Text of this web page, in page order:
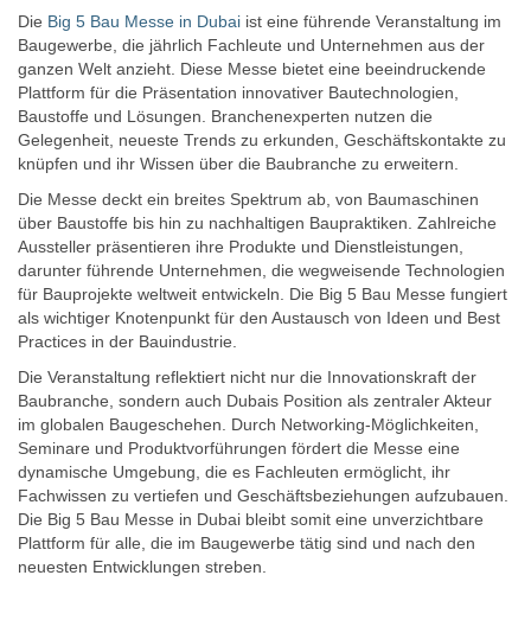
Die Big 5 Bau Messe in Dubai ist eine führende Veranstaltung im
Baugewerbe, die jährlich Fachleute und Unternehmen aus der
ganzen Welt anzieht. Diese Messe bietet eine beeindruckende
Plattform für die Präsentation innovativer Bautechnologien,
Baustoffe und Lösungen. Branchenexperten nutzen die
Gelegenheit, neueste Trends zu erkunden, Geschäftskontakte zu
knüpfen und ihr Wissen über die Baubranche zu erweitern.
Die Messe deckt ein breites Spektrum ab, von Baumaschinen
über Baustoffe bis hin zu nachhaltigen Baupraktiken. Zahlreiche
Aussteller präsentieren ihre Produkte und Dienstleistungen,
darunter führende Unternehmen, die wegweisende Technologien
für Bauprojekte weltweit entwickeln. Die Big 5 Bau Messe fungiert
als wichtiger Knotenpunkt für den Austausch von Ideen und Best
Practices in der Bauindustrie.
Die Veranstaltung reflektiert nicht nur die Innovationskraft der
Baubranche, sondern auch Dubais Position als zentraler Akteur
im globalen Baugeschehen. Durch Networking-Möglichkeiten,
Seminare und Produktvorführungen fördert die Messe eine
dynamische Umgebung, die es Fachleuten ermöglicht, ihr
Fachwissen zu vertiefen und Geschäftsbeziehungen aufzubauen.
Die Big 5 Bau Messe in Dubai bleibt somit eine unverzichtbare
Plattform für alle, die im Baugewerbe tätig sind und nach den
neuesten Entwicklungen streben.